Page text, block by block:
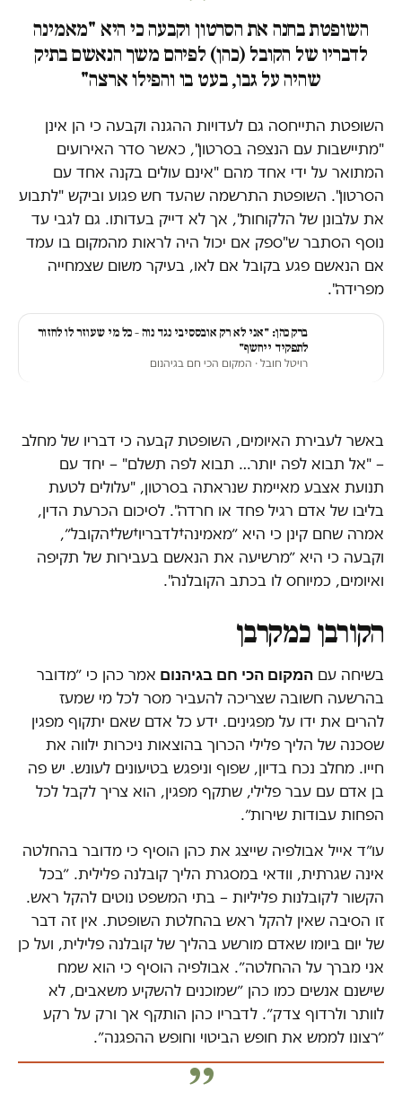
השופטת בחנה את הסרטון וקבעה כי היא "מאמינה
לדבריו של הקובל (כהן) לפיהם משך הנאשם בתיק
שהיה על גבו, בעט בו והפילו ארצה"
השופטת התייחסה גם לעדויות ההגנה וקבעה כי הן אינן
"מתיישבות עם הנצפה בסרטון", כאשר סדר האירועים
המתואר על ידי אחד מהם "אינם עולים בקנה אחד עם
הסרטון". השופטת התרשמה שהעד חש פגוע וביקש "לתבוע
את עלבונן של הלקוחות", אך לא דייק בעדותו. גם לגבי עד
נוסף הסתבר ש"ספק אם יכול היה לראות מהמקום בו עמד
אם הנאשם פגע בקובל אם לאו, בעיקר משום שצמחייה
מפרידה".
ברק כהן: "אני לא רק אובססיבי נגד נוה – כל מי שעוזר לו לחזור
לתפקיד ייחשף"
רויטל חובל · המקום הכי חם בגיהנום
באשר לעבירת האיומים, השופטת קבעה כי דבריו של מחלב
– "אל תבוא לפה יותר… תבוא לפה תשלם" – יחד עם
תנועת אצבע מאיימת שנראתה בסרטון, "עלולים לטעת
בליבו של אדם רגיל פחד או חרדה". לסיכום הכרעת הדין,
אמרה שחם קינן כי היא ״מאמינה†לדבריו†של†הקובל״,
וקבעה כי היא ״מרשיעה את הנאשם בעבירות של תקיפה
ואיומים, כמיוחס לו בכתב הקובלנה".
הקורבן כמקרבן
בשיחה עם המקום הכי חם בגיהנום אמר כהן כי ״מדובר
בהרשעה חשובה שצריכה להעביר מסר לכל מי שמעז
להרים את ידו על מפגינים. ידע כל אדם שאם יתקוף מפגין
שסכנה של הליך פלילי הכרוך בהוצאות ניכרות ילווה את
חייו. מחלב נכח בדיון, שפוף וניפגש בטיעונים לעונש. יש פה
בן אדם עם עבר פלילי, שתקף מפגין, הוא צריך לקבל לכל
הפחות עבודות שירות״.
עו״ד אייל אבולפיה שייצג את כהן הוסיף כי מדובר בהחלטה
אינה שגרתית, וודאי במסגרת הליך קובלנה פלילית. ״בכל
הקשור לקובלנות פליליות – בתי המשפט נוטים להקל ראש.
זו הסיבה שאין להקל ראש בהחלטת השופטת. אין זה דבר
של יום ביומו שאדם מורשע בהליך של קובלנה פלילית, ועל כן
אני מברך על ההחלטה״. אבולפיה הוסיף כי הוא שמח
שישנם אנשים כמו כהן ״שמוכנים להשקיע משאבים, לא
לוותר ולרדוף צדק״. לדבריו כהן הותקף אך ורק על רקע
״רצונו לממש את חופש הביטוי וחופש ההפגנה״.